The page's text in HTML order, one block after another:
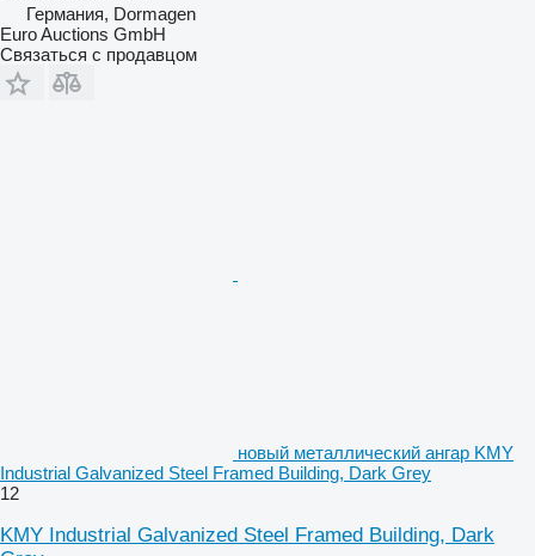
Германия, Dormagen
Euro Auctions GmbH
Связаться с продавцом
новый металлический ангар KMY
Industrial Galvanized Steel Framed Building, Dark Grey
12
KMY Industrial Galvanized Steel Framed Building, Dark